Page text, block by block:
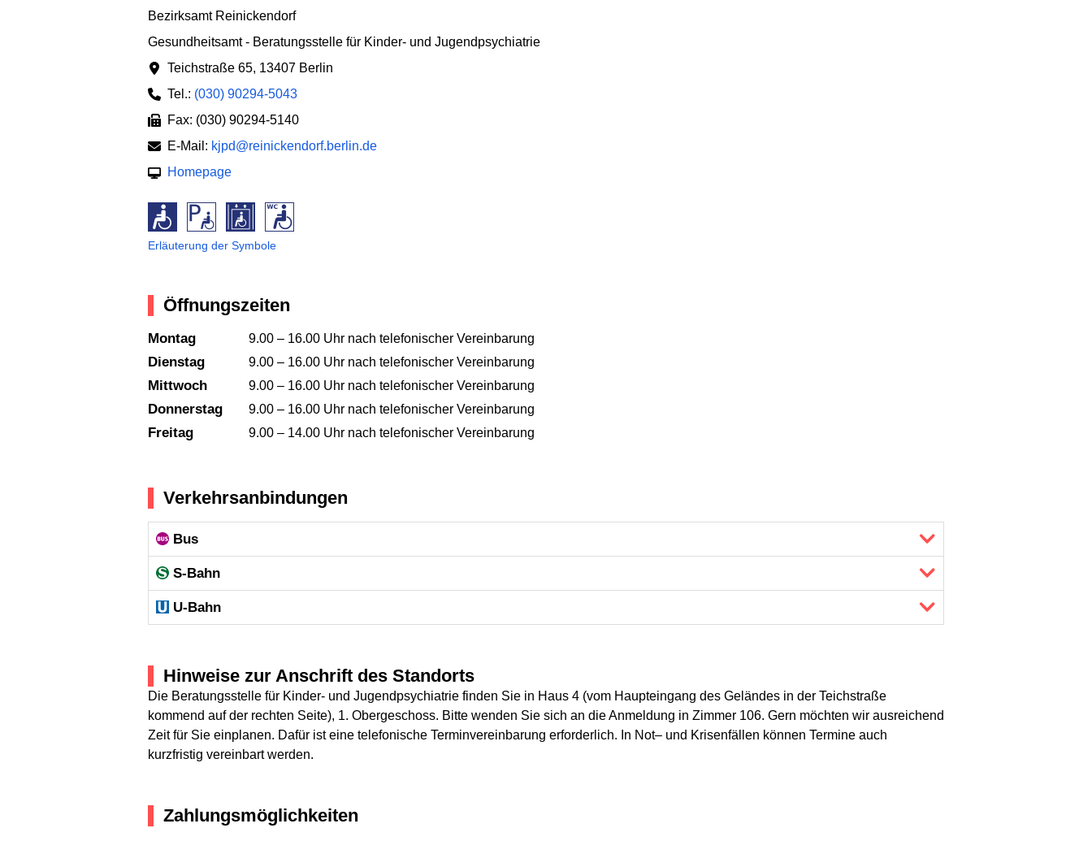
Bezirksamt Reinickendorf
Gesundheitsamt - Beratungsstelle für Kinder- und Jugendpsychiatrie
Teichstraße 65, 13407 Berlin
Tel.: (030) 90294-5043
Fax: (030) 90294-5140
E-Mail: kjpd@reinickendorf.berlin.de
Homepage
Erläuterung der Symbole
Öffnungszeiten
Montag 9.00 – 16.00 Uhr nach telefonischer Vereinbarung
Dienstag 9.00 – 16.00 Uhr nach telefonischer Vereinbarung
Mittwoch 9.00 – 16.00 Uhr nach telefonischer Vereinbarung
Donnerstag 9.00 – 16.00 Uhr nach telefonischer Vereinbarung
Freitag 9.00 – 14.00 Uhr nach telefonischer Vereinbarung
Verkehrsanbindungen
Bus
S-Bahn
U-Bahn
Hinweise zur Anschrift des Standorts
Die Beratungsstelle für Kinder- und Jugendpsychiatrie finden Sie in Haus 4 (vom Haupteingang des Geländes in der Teichstraße
kommend auf der rechten Seite), 1. Obergeschoss. Bitte wenden Sie sich an die Anmeldung in Zimmer 106. Gern möchten wir ausreichend
Zeit für Sie einplanen. Dafür ist eine telefonische Terminvereinbarung erforderlich. In Not– und Krisenfällen können Termine auch
kurzfristig vereinbart werden.
Zahlungsmöglichkeiten